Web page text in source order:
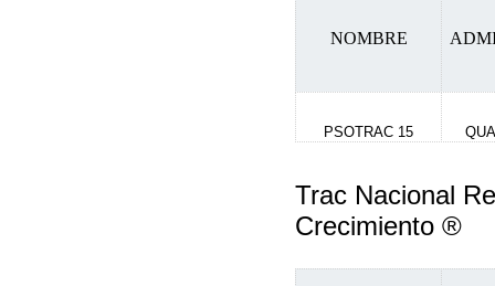
NOMBRE
PSOTRAC 15
Trac Nacional
Crecimiento ®